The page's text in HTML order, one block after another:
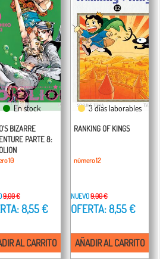
En stock
BIZARRE
PARTE 8:
10
9,00 €
8,55 €
AL CARRITO
3 días laborables
RANKING OF KINGS
número 12
NUEVO9,00 €
OFERTA: 8,55 €
AÑADIR AL CARRITO